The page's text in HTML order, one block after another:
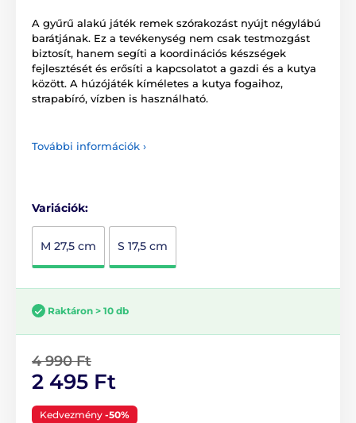
A gyűrű alakú játék remek szórakozást nyújt négylábú
barátjának. Ez a tevékenység nem csak testmozgást
biztosít, hanem segíti a koordinációs készségek
fejlesztését és erősíti a kapcsolatot a gazdi és a kutya
között. A húzójáték kíméletes a kutya fogaihoz,
strapabíró, vízben is használható.
További információk ›
Variációk:
M 27,5 cm S 17,5 cm
Raktáron > 10 db
4 990 Ft
2 495 Ft
Kedvezmény -50%